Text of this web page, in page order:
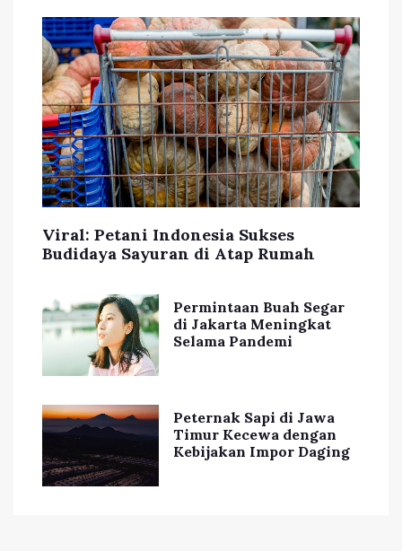
Viral: Petani Indonesia Sukses
Budidaya Sayuran di Atap Rumah
Permintaan Buah Segar
di Jakarta Meningkat
Selama Pandemi
Peternak Sapi di Jawa
Timur Kecewa dengan
Kebijakan Impor Daging